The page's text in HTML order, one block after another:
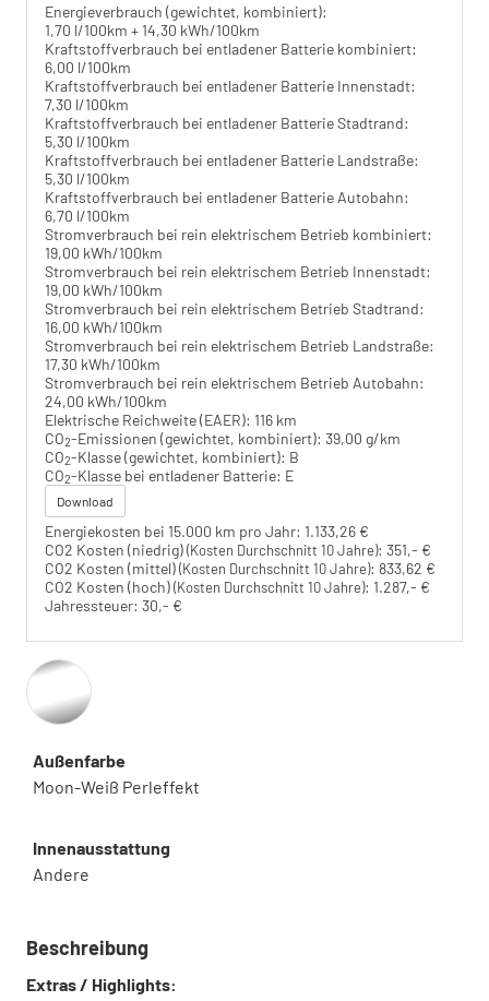
Energieverbrauch (gewichtet, kombiniert):
1,70 l/100km + 14,30 kWh/100km
Kraftstoffverbrauch bei entladener Batterie kombiniert:
6,00 l/100km
Kraftstoffverbrauch bei entladener Batterie Innenstadt:
7,30 l/100km
Kraftstoffverbrauch bei entladener Batterie Stadtrand:
5,30 l/100km
Kraftstoffverbrauch bei entladener Batterie Landstraße:
5,30 l/100km
Kraftstoffverbrauch bei entladener Batterie Autobahn:
6,70 l/100km
Stromverbrauch bei rein elektrischem Betrieb kombiniert:
19,00 kWh/100km
Stromverbrauch bei rein elektrischem Betrieb Innenstadt:
19,00 kWh/100km
Stromverbrauch bei rein elektrischem Betrieb Stadtrand:
16,00 kWh/100km
Stromverbrauch bei rein elektrischem Betrieb Landstraße:
17,30 kWh/100km
Stromverbrauch bei rein elektrischem Betrieb Autobahn:
24,00 kWh/100km
Elektrische Reichweite (EAER): 116 km
CO2-Emissionen (gewichtet, kombiniert): 39,00 g/km
CO2-Klasse (gewichtet, kombiniert): B
CO2-Klasse bei entladener Batterie: E
Download
Energiekosten bei 15.000 km pro Jahr: 1.133,26 €
CO2 Kosten (niedrig)(Kosten Durchschnitt 10 Jahre): 351,- €
CO2 Kosten (mittel)(Kosten Durchschnitt 10 Jahre): 833,62 €
CO2 Kosten (hoch)(Kosten Durchschnitt 10 Jahre): 1.287,- €
Jahressteuer: 30,- €
Außenfarbe
Moon-Weiß Perleffekt
Innenausstattung
Andere
Beschreibung
Extras / Highlights: